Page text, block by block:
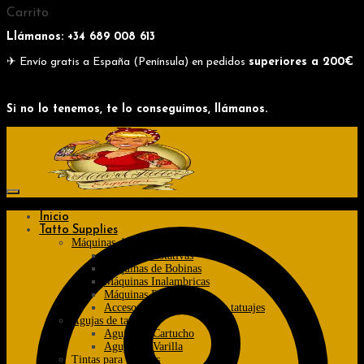
Skip
navigation
Skip
content
Carrito
Llámanos: +34 689 008 613
✈ Envío gratis a España (Península) en pedidos superiores a 200€
Si no lo tenemos, te lo conseguimos, llámanos.
Inicio
Tatto Supplies
Máquinas de tatuajes
Máquinas Rotativas
Máquinas de Bobinas
Máquinas Inalambricas
Máquinas Pen
Accesorios de máquinas de tatuajes
Agujas de tatuajes
Agujas de Cartucho
Agujas de Varilla
Tintas para tatuajes